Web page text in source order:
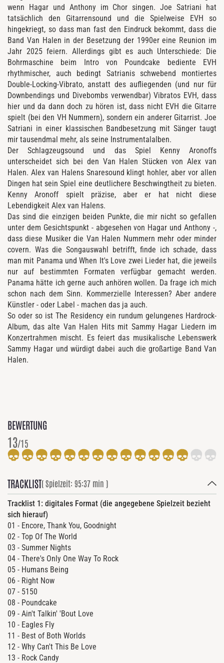
wenn Hagar und Anthony im Chor singen. Joe Satriani hat
tatsächlich den Gitarrensound und die Spielweise EVH so
hingekriegt, so dass man fast den Eindruck bekommt, dass die
Band Van Halen in der Besetzung der 1990er eine Reunion im
Jahr 2025 feiern. Allerdings gibt es auch Unterschiede: Die
Bohrmaschine beim Intro von Poundcake bediente EVH
rhythmischer, auch bedingt Satrianis schwebend montiertes
Double-Locking-Vibrato, anstatt des aufliegenden (und nur für
Downbendings und Divebombs verwendbar) Vibratos EVH, dass
hier und da dann doch zu hören ist, dass nicht EVH die Gitarre
spielt (bei den VH Nummern), sondern ein anderer Gitarrist. Joe
Satriani in einer klassischen Bandbesetzung mit Sänger taugt
mir tausendmal mehr, als seine Instrumentalalben.
Der Schlagzeugsound und das Spiel Kenny Aronoffs
unterscheidet sich bei den Van Halen Stücken von Alex van
Halen. Alex van Halens Snaresound klingt hohler, aber vor allen
Dingen hat sein Spiel eine deutlichere Beschwingtheit zu bieten.
Kenny Aronoff spielt präzise, aber er hat nicht diese
Lebendigkeit Alex van Halens.
Das sind die einzigen beiden Punkte, die mir nicht so gefallen
unter dem Gesichtspunkt - abgesehen von Hagar und Anthony -,
dass diese Musiker die Van Halen Nummern mehr oder minder
covern. Was die Songauswahl betrifft, finde ich schade, dass
man mit Panama und When It's Love zwei Lieder hat, die jeweils
nur auf bestimmten Formaten verfügbar gemacht werden.
Panama hätte ich gerne auch anhören wollen. Da frage ich mich
schon nach dem Sinn. Kommerzielle Interessen? Aber andere
Künstler - oder Label - machen das ja auch.
So oder so ist The Residency ein rundum gelungenes Hardrock-
Album, das alte Van Halen Hits mit Sammy Hagar Liedern im
Konzertrahmen mischt. Es feiert das musikalische Lebenswerk
Sammy Hagar und würdigt dabei auch die großartige Band Van
Halen.
BEWERTUNG
13/15
TRACKLIST( Spielzeit: 95:37 min )
Tracklist 1: digitales Format (die angegebene Spielzeit bezieht
sich hierauf)
01 - Encore, Thank You, Goodnight
02 - Top Of The World
03 - Summer Nights
04 - There's Only One Way To Rock
05 - Humans Being
06 - Right Now
07 - 5150
08 - Poundcake
09 - Ain't Talkin' 'Bout Love
10 - Eagles Fly
11 - Best of Both Worlds
12 - Why Can't This Be Love
13 - Rock Candy